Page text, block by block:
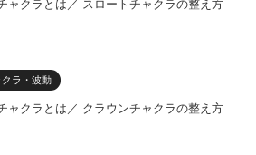
ャクラとは／ スロートチャクラの整え方
クラ・波動
ャクラとは／ クラウンチャクラの整え方